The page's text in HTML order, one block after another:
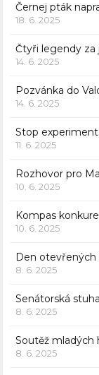
Černej pták
18. 6. 2025
Čtyři legendy za
14. 6. 2025
Pozvánka do
14. 6. 2025
Stop
11. 6. 2025
Rozhovor pro
10. 6. 2025
Kompas
10. 6. 2025
Den otevřených
8. 6. 2025
Senátorská
8. 6. 2025
Soutěž mladých
8. 6. 2025